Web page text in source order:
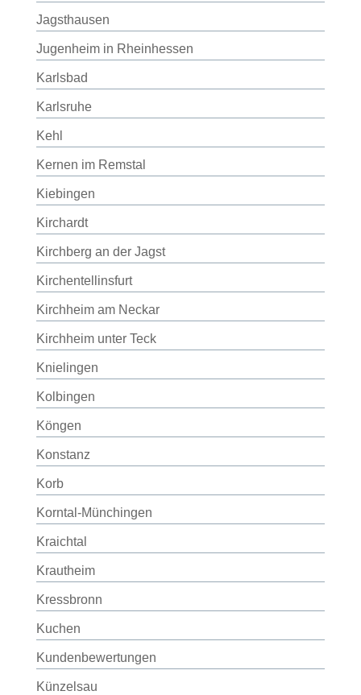
Jagsthausen
Jugenheim in Rheinhessen
Karlsbad
Karlsruhe
Kehl
Kernen im Remstal
Kiebingen
Kirchardt
Kirchberg an der Jagst
Kirchentellinsfurt
Kirchheim am Neckar
Kirchheim unter Teck
Knielingen
Kolbingen
Köngen
Konstanz
Korb
Korntal-Münchingen
Kraichtal
Krautheim
Kressbronn
Kuchen
Kundenbewertungen
Künzelsau